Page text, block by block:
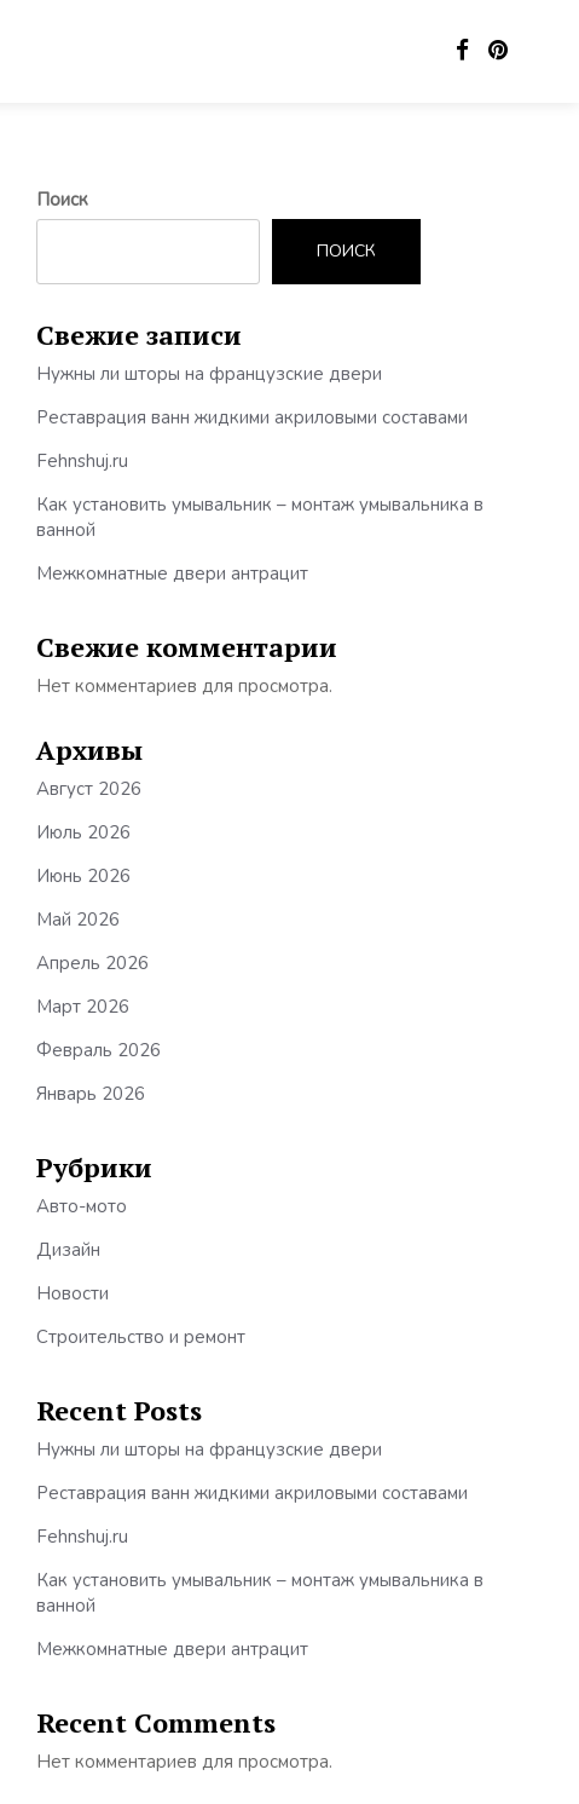
Поиск
ПОИСК
Свежие записи
Нужны ли шторы на французские двери
Реставрация ванн жидкими акриловыми составами
Fehnshuj.ru
Как установить умывальник – монтаж умывальника в
ванной
Межкомнатные двери антрацит
Свежие комментарии
Нет комментариев для просмотра.
Архивы
Август 2026
Июль 2026
Июнь 2026
Май 2026
Апрель 2026
Март 2026
Февраль 2026
Январь 2026
Рубрики
Авто-мото
Дизайн
Новости
Строительство и ремонт
Recent Posts
Нужны ли шторы на французские двери
Реставрация ванн жидкими акриловыми составами
Fehnshuj.ru
Как установить умывальник – монтаж умывальника в
ванной
Межкомнатные двери антрацит
Recent Comments
Нет комментариев для просмотра.